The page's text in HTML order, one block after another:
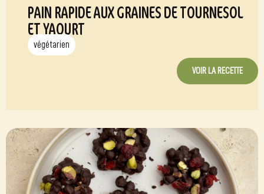
PAIN RAPIDE AUX GRAINES DE TOURNESOL
ET YAOURT
végétarien
VOIR LA RECETTE